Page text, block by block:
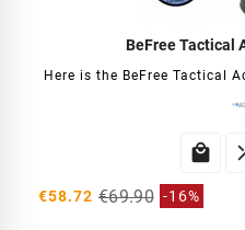
BeFree Tactical
Here is the BeFree Tactical

€58.72 €69.90 -16%